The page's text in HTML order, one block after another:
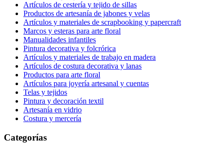
Artículos de cestería y tejido de sillas
Productos de artesanía de jabones y velas
Artículos y materiales de scrapbooking y papercraft
Marcos y esteras para arte floral
Manualidades infantiles
Pintura decorativa y folcrórica
Artículos y materiales de trabajo en madera
Artículos de costura decorativa y lanas
Productos para arte floral
Artículos para joyería artesanal y cuentas
Telas y tejidos
Pintura y decoración textil
Artesanía en vidrio
Costura y mercería
Categorías